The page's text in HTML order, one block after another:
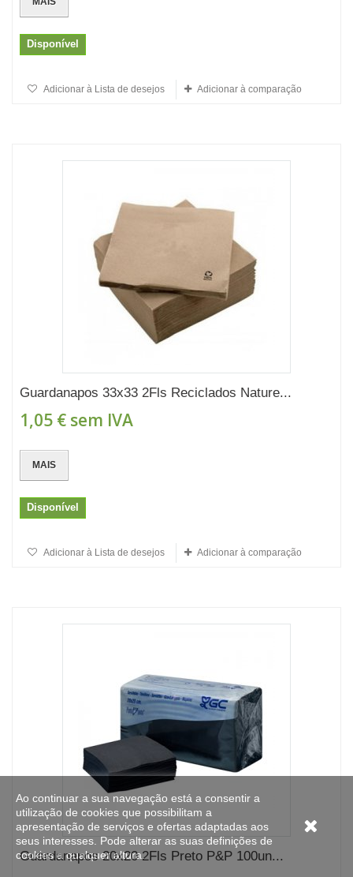
Disponível
Adicionar à Lista de desejos Adicionar à comparação
Guardanapos 33x33 2Fls Reciclados Nature...
1,05 € sem IVA
MAIS
Disponível
Adicionar à Lista de desejos Adicionar à comparação
Guardanapos 20x20 2Fls Preto P&P 100un...
Ao continuar a sua navegação está a consentir a
utilização de cookies que possibilitam a
apresentação de serviços e ofertas adaptadas aos
seus interesses. Pode alterar as suas definições de
cookies a qualquer altura.